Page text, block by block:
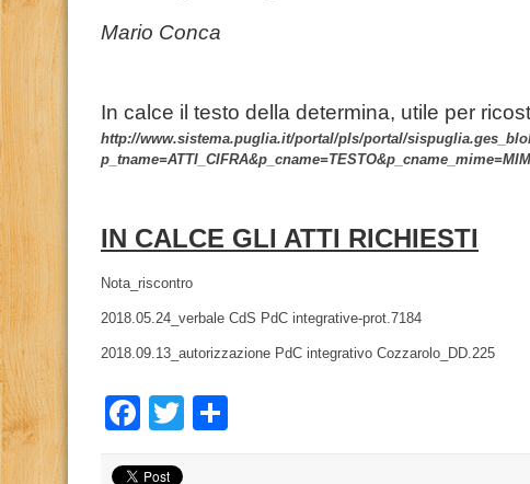
Mario Conca
In calce il testo della determina, utile per
http://www.sistema.puglia.it/portal/pls/portal/
IN CALCE GLI ATTI RICHIESTI
Nota_riscontro
2018.05.24_verbale CdS PdC integrative-prot.7184
2018.09.13_autorizzazione PdC integrativo Cozzarolo_DD.225
Facebook
Twitter